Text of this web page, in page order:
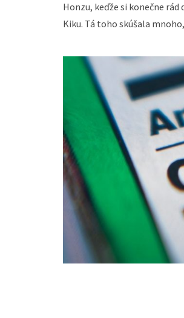
Honzu, keďže si konečne
Kiku. Tá toho skúšala